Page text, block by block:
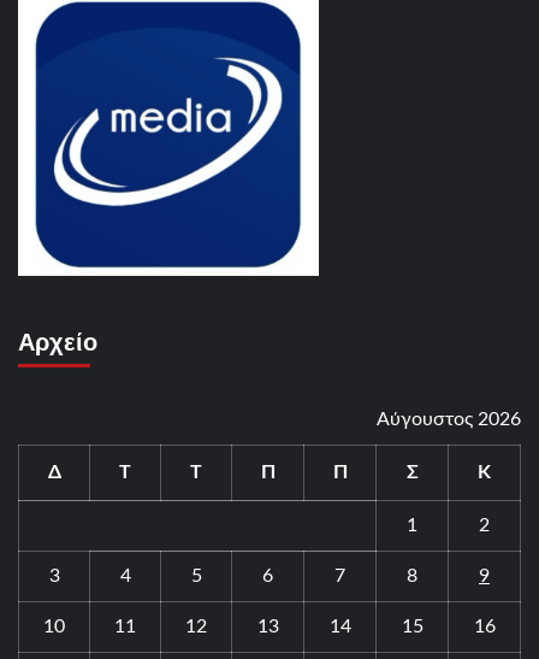
Αρχείο
Αύγουστος 2026
Δ Τ Τ Π Π Σ Κ
1 2
3 4 5 6 7 8 9
10 11 12 13 14 15 16